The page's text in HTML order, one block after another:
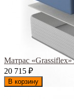
Матрас «Grassiflex»
20 715 ₽
В корзину